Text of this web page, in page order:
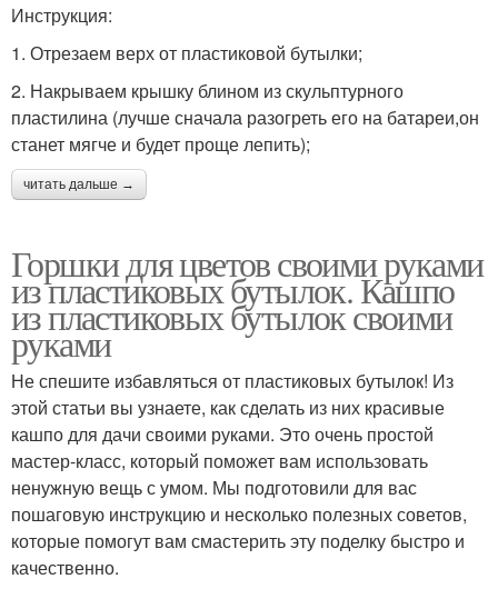
Инструкция:
1. Отрезаем верх от пластиковой бутылки;
2. Накрываем крышку блином из скульптурного
пластилина (лучше сначала разогреть его на батареи,он
станет мягче и будет проще лепить);
читать дальше →
Горшки для цветов своими руками
из пластиковых бутылок. Кашпо
из пластиковых бутылок своими
руками
Не спешите избавляться от пластиковых бутылок! Из
этой статьи вы узнаете, как сделать из них красивые
кашпо для дачи своими руками. Это очень простой
мастер-класс, который поможет вам использовать
ненужную вещь с умом. Мы подготовили для вас
пошаговую инструкцию и несколько полезных советов,
которые помогут вам смастерить эту поделку быстро и
качественно.